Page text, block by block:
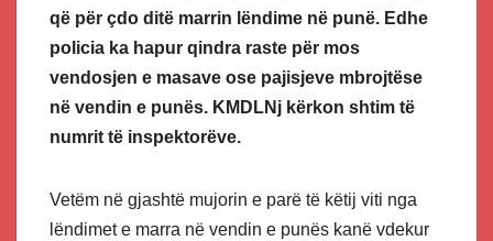
që për çdo ditë marrin lëndime në punë. Edhe
policia ka hapur qindra raste për mos
vendosjen e masave ose pajisjeve mbrojtëse
në vendin e punës. KMDLNj kërkon shtim të
numrit të inspektorëve.
Vetëm në gjashtë mujorin e parë të këtij viti nga
lëndimet e marra në vendin e punës kanë vdekur